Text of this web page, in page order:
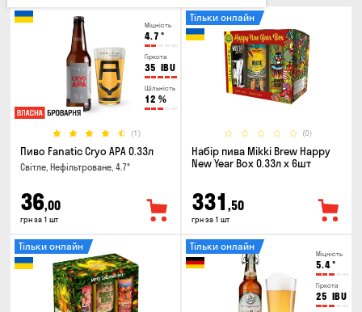
Міцність
4.7 °
Гіркота
35 IBU
Щільність
12 %
(1)
Пиво Fanatic Cryo APA 0.33л
Світле, Нефільтроване, 4.7°
36,00
грн за 1 шт
(0)
Тільки онлайн
Набір пива Mikki Brew Happy
New Year Box 0.33л x 6шт
331 ,50
грн за 1 шт
Тільки онлайн
Міцність
5.4°
Гіркота
25 IBU
Тільки онлайн